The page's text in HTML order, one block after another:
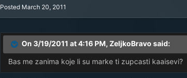
Posted March 20, 2011
On 3/19/2011 at 4:16 PM, ZeljkoBravo said:
Bas me zanima koje li su marke ti zupcasti kaaisevi?